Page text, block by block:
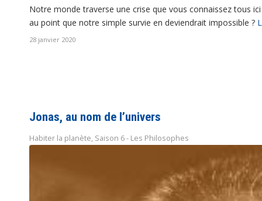
Notre monde traverse une crise que vous connaissez tous
au point que notre simple survie en deviendrait impossible ?
28 janvier 2020
Jonas, au nom de l’univers
Habiter la planète, Saison 6 - Les Philosophes